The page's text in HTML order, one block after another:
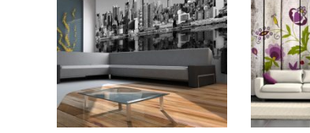
Opcje
można
wybrać
na
stronie
produktu